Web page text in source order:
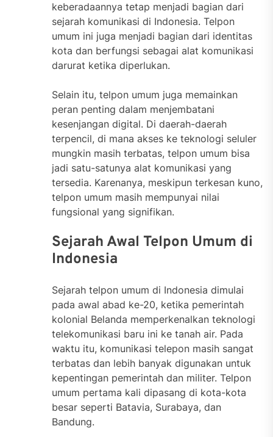
keberadaannya tetap menjadi bagian dari
sejarah komunikasi di Indonesia. Telpon
umum ini juga menjadi bagian dari identitas
kota dan berfungsi sebagai alat komunikasi
darurat ketika diperlukan.
Selain itu, telpon umum juga memainkan
peran penting dalam menjembatani
kesenjangan digital. Di daerah-daerah
terpencil, di mana akses ke teknologi seluler
mungkin masih terbatas, telpon umum bisa
jadi satu-satunya alat komunikasi yang
tersedia. Karenanya, meskipun terkesan kuno,
telpon umum masih mempunyai nilai
fungsional yang signifikan.
Sejarah Awal Telpon Umum di
Indonesia
Sejarah telpon umum di Indonesia dimulai
pada awal abad ke-20, ketika pemerintah
kolonial Belanda memperkenalkan teknologi
telekomunikasi baru ini ke tanah air. Pada
waktu itu, komunikasi telepon masih sangat
terbatas dan lebih banyak digunakan untuk
kepentingan pemerintah dan militer. Telpon
umum pertama kali dipasang di kota-kota
besar seperti Batavia, Surabaya, dan
Bandung.